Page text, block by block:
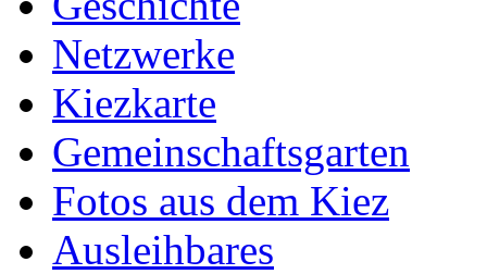
Netzwerke
Kiezkarte
Gemeinschaftsgarten
Fotos aus dem Kiez
Ausleihbares